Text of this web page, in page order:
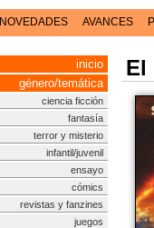
NOVEDADES AVANCES
inicio
género/temática
ciencia ficción
fantasía
terror y misterio
infantil/juvenil
ensayo
cómics
revistas y fanzines
juegos
El